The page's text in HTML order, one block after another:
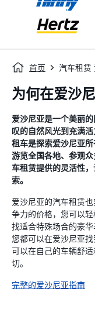
首页 汽车租赁
为何在爱沙
爱沙尼亚是一个美丽
叹的自然风光到充满
租车是探索爱沙尼亚
游览全国各地、参观
车租赁提供的灵活性
索。
爱沙尼亚的汽车租赁
争力的价格，您可以
找适合特殊场合的豪华
您都可以在爱沙尼亚
可以在自己的车辆舒
切。
完整的爱沙尼亚指南